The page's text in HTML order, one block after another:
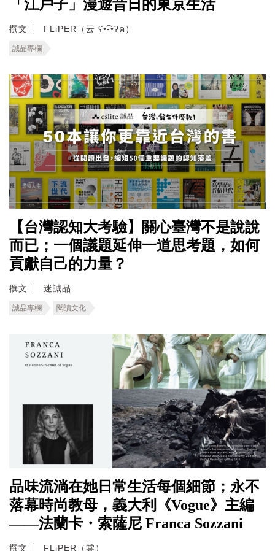
「江戶子」漫遊昔日的東京生活
撰文 FLiPER（云 ʕ•͡-•ʔฅ）
誠品專欄
【台灣認知大考驗】關心臺灣不是說說
而已；一個議題延伸一道思考題，如何
貢獻自己的力量？
撰文 迷誠品
誠品專欄 閱讀文化
品味流淌在她日常生活每個細節；永不
落幕時尚教母，義大利《Vogue》主編
——法蘭卡・索薩尼 Franca Sozzani
撰文 FLiPER（棠）